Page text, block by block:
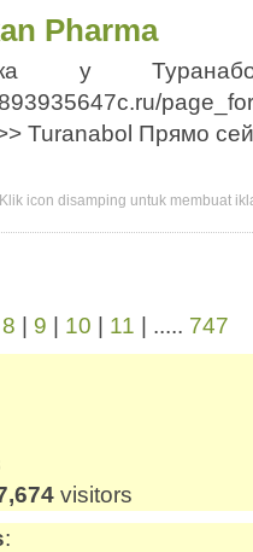
Pharma
у
Turanabol Прямо
Klik icon disamping untuk membuat
8 9 10 11 | ..... 747
visitors
: